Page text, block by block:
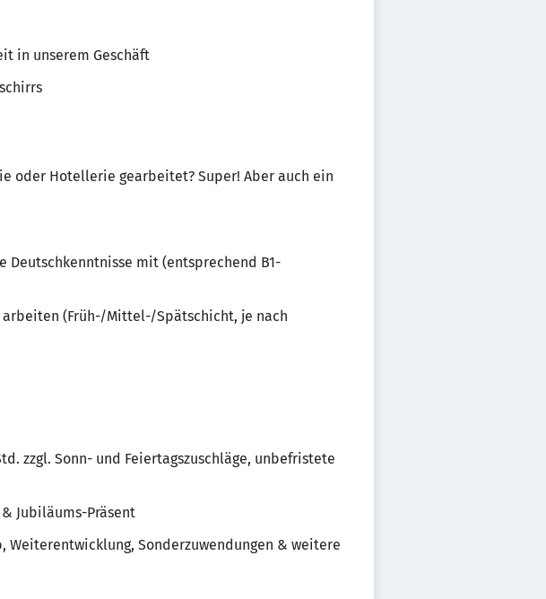
in unserem Geschäft
oder Hotellerie gearbeitet? Super! Aber auch ein
Deutschkenntnisse mit (entsprechend B1-
(Früh-/Mittel-/Spätschicht, je nach
zzgl. Sonn- und Feiertagszuschläge, unbefristete
Jubiläums-Präsent
Weiterentwicklung, Sonderzuwendungen & weitere